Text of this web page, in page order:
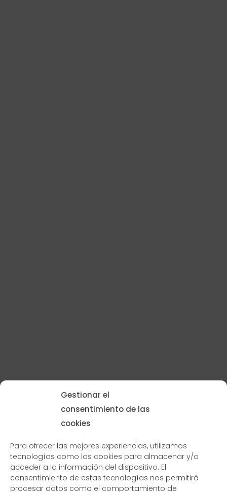
Gestionar el
consentimiento de las
cookies
Para ofrecer las mejores experiencias, utilizamos
tecnologías como las cookies para almacenar y/o
acceder a la información del dispositivo. El
consentimiento de estas tecnologías nos permitirá
procesar datos como el comportamiento de